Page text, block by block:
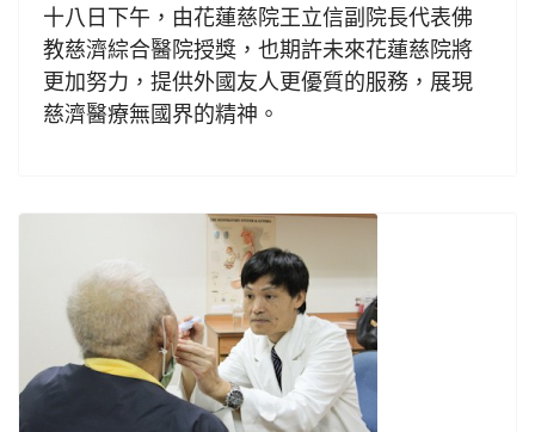
十八日下午，由花蓮慈院王立信副院長代表佛
教慈濟綜合醫院授獎，也期許未來花蓮慈院將
更加努力，提供外國友人更優質的服務，展現
慈濟醫療無國界的精神。